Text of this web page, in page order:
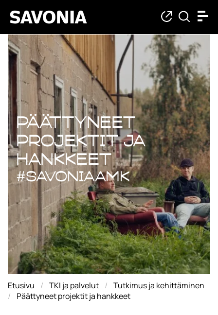
Päättyneet
Päättyneet
projektit ja
hankkeet
#savoniaAMK
Etusivu TKI ja palvelut
Tutkimus ja kehittäminen
Päättyneet projektit ja hankkeet